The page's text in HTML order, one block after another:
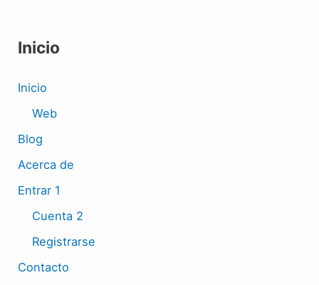
Inicio
Inicio
Web
Blog
Acerca de
Entrar 1
Cuenta 2
Registrarse
Contacto